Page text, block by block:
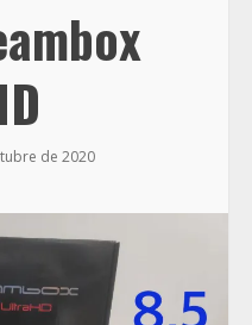
de 2020